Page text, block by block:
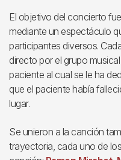
El objetivo del concierto
mediante un espectáculo
participantes diversos.
directo por el grupo
paciente al cual se le ha
que el paciente había
lugar.
Se unieron a la canción
trayectoria, cada uno de